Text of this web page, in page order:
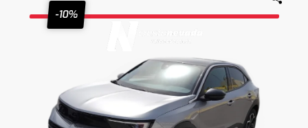
-10%